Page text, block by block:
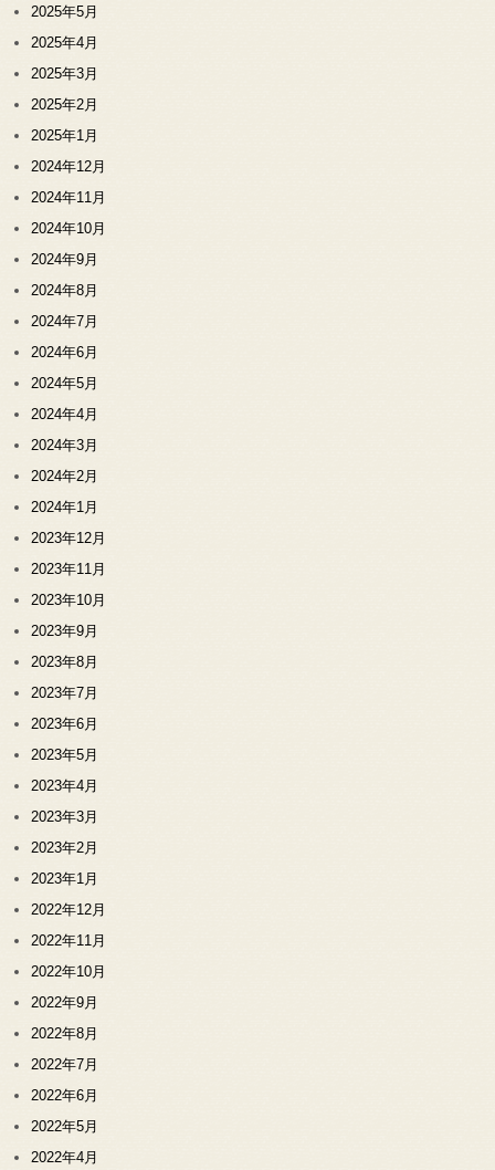
2025年5月
2025年4月
2025年3月
2025年2月
2025年1月
2024年12月
2024年11月
2024年10月
2024年9月
2024年8月
2024年7月
2024年6月
2024年5月
2024年4月
2024年3月
2024年2月
2024年1月
2023年12月
2023年11月
2023年10月
2023年9月
2023年8月
2023年7月
2023年6月
2023年5月
2023年4月
2023年3月
2023年2月
2023年1月
2022年12月
2022年11月
2022年10月
2022年9月
2022年8月
2022年7月
2022年6月
2022年5月
2022年4月